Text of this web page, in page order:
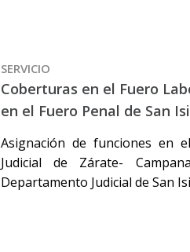
SERVICIO
Coberturas en el Fuero
en el Fuero Penal de San
Asignación de funciones en
Judicial de Zárate-
Departamento Judicial de San